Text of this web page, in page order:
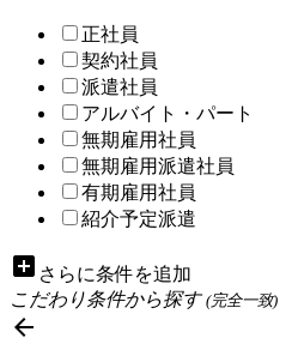
正社員
契約社員
派遣社員
アルバイト・パート
無期雇用社員
無期雇用派遣社員
有期雇用社員
紹介予定派遣
add_box さらに条件を追加
こだわり条件から探す(完全一致)
